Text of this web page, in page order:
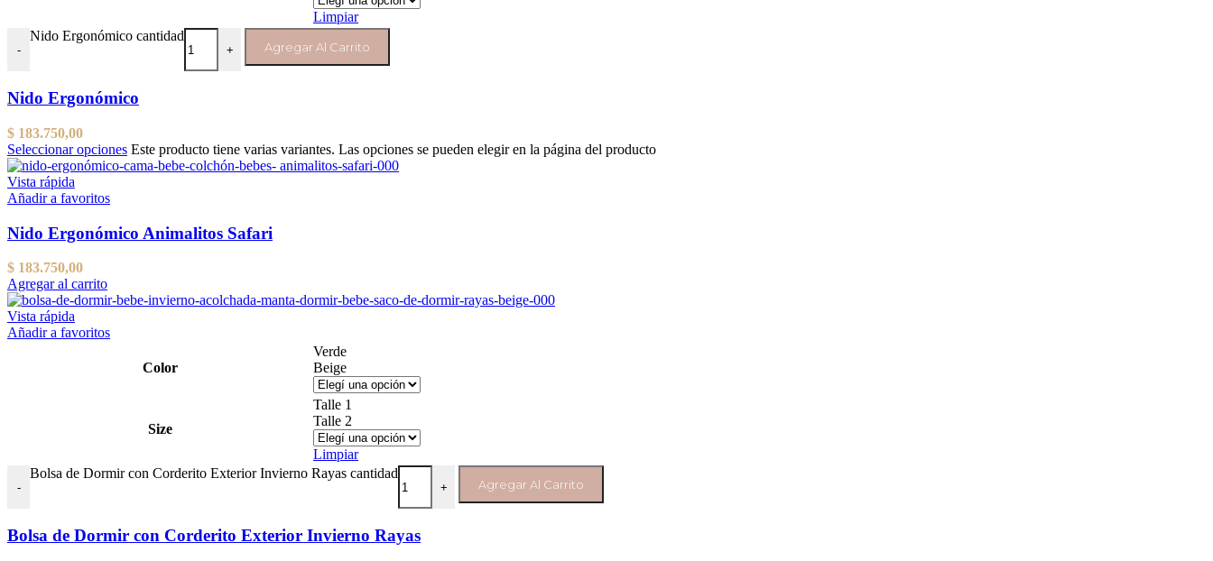
Limpiar
-
Nido Ergonómico cantidad
+ Agregar Al Carrito
Nido Ergonómico
$ 183.750,00
Seleccionar opciones Este producto tiene varias variantes. Las opciones se pueden elegir en la página del producto
Vista rápida
Añadir a favoritos
Nido Ergonómico Animalitos Safari
$ 183.750,00
Agregar al carrito
Vista rápida
Añadir a favoritos
Color
Verde
Beige
Size
Talle 1
Talle 2
Limpiar
-
Bolsa de Dormir con Corderito Exterior Invierno Rayas cantidad
+ Agregar Al Carrito
Bolsa de Dormir con Corderito Exterior Invierno Rayas